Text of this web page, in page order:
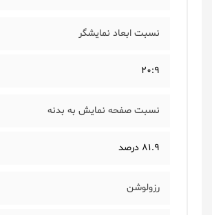
نسبت ابعاد نمایشگر
20:9
نسبت صفحه نمایش به بدنه
81.9 درصد
رزولوشن